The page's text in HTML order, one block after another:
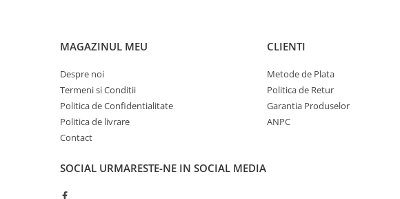
MAGAZINUL MEU
Despre noi
Termeni si Conditii
Politica de Confidentialitate
Politica de livrare
Contact
CLIENTI
Metode de Plata
Politica de Retur
Garantia Produselor
ANPC
SOCIAL URMARESTE-NE IN SOCIAL MEDIA